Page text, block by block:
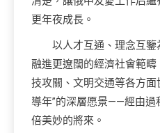
更年夜成長。
以人才互通、理念互
融進更遼闊的經濟社會範
技攻關、文明交通等各方
導年”的深層愿景——經由過
倍美妙的將來。